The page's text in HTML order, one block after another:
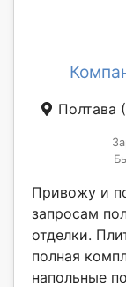
Полтава
Привожу и
запросам
отделки.
полная
напольные